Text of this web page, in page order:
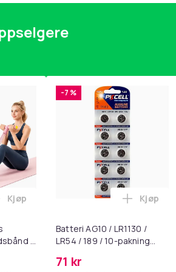
knapp
-
Legg Magetrener, 6-rørs fotpedal
Kjøp
-7 %
Batteri AG10 / LR1130 /
LR54 / 189 / 10-pakning
71 kr
Legg
Kjøp